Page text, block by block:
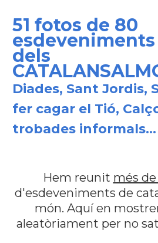
51 fotos de 80
dels
Diades, Sant Jordis,
fer cagar el Tió,
trobades informals...
Hem reunit més
d'esdeveniments de
món. Aquí en
aleatòriament per no